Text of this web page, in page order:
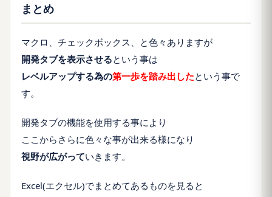
まとめ
マクロ、チェックボックス、と色々ありますが
開発タブを表示させるという事は
レベルアップする為の第一歩を踏み出したという事で
す。
開発タブの機能を使用する事により
ここからさらに色々な事が出来る様になり
視野が広がっていきます。
Excel(エクセル)でまとめてあるものを見ると